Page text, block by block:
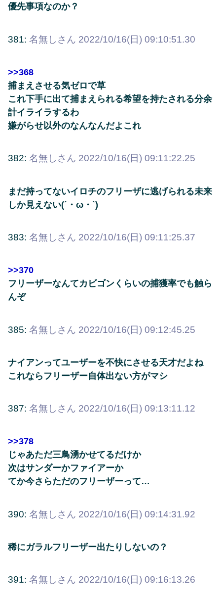
優先事項なのか？
381: 名無しさん 2022/10/16(日) 09:10:51.30
>>368
捕まえさせる気ゼロで草
これ下手に出て捕まえられる希望を持たされる分余
計イライラするわ
嫌がらせ以外のなんなんだよこれ
382: 名無しさん 2022/10/16(日) 09:11:22.25
まだ持ってないイロチのフリーザに逃げられる未来
しか見えない(´・ω・`)
383: 名無しさん 2022/10/16(日) 09:11:25.37
>>370
フリーザーなんてカビゴンくらいの捕獲率でも触ら
んぞ
385: 名無しさん 2022/10/16(日) 09:12:45.25
ナイアンってユーザーを不快にさせる天才だよね
これならフリーザー自体出ない方がマシ
387: 名無しさん 2022/10/16(日) 09:13:11.12
>>378
じゃあただ三鳥湧かせてるだけか
次はサンダーかファイアーか
てか今さらただのフリーザーって…
390: 名無しさん 2022/10/16(日) 09:14:31.92
稀にガラルフリーザー出たりしないの？
391: 名無しさん 2022/10/16(日) 09:16:13.26